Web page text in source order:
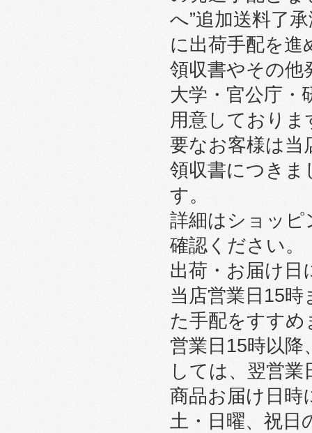
へ”追加送料了
に出荷手配を進
領収書やその他
大学・官公庁・
用意しておりま
要なお客様は当
領収書につきま
す。
詳細はショッ
確認ください。
出荷・お届け日
当店営業日15
た手配をすすめ
営業日15時以
しては、翌営
商品お届け日時
土・日曜、祝日